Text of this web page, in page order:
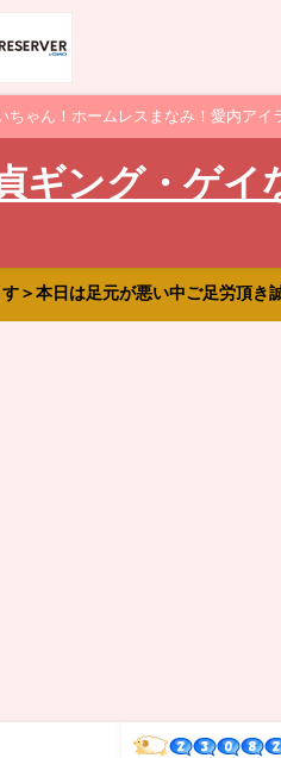
ゃん！ホームレスまなみ！愛内アイ
ギング・ゲイ
＞本日は足元が悪い中ご足労頂き